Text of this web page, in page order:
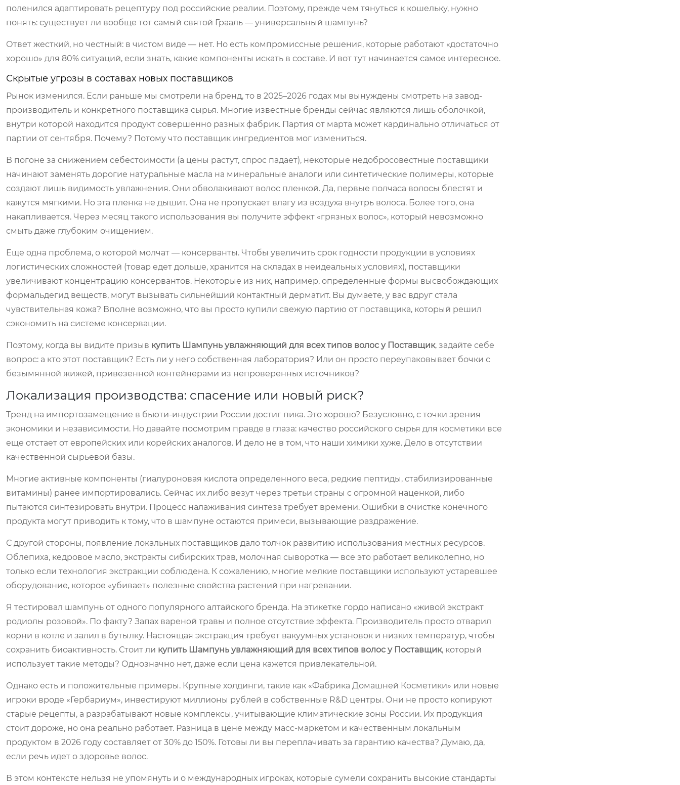
поленился адаптировать рецептуру под российские реалии. Поэтому, прежде чем тянуться к кошельку, нужно
понять: существует ли вообще тот самый святой Грааль — универсальный шампунь?
Ответ жесткий, но честный: в чистом виде — нет. Но есть компромиссные решения, которые работают «достаточно
хорошо» для 80% ситуаций, если знать, какие компоненты искать в составе. И вот тут начинается самое интересное.
Скрытые угрозы в составах новых поставщиков
Рынок изменился. Если раньше мы смотрели на бренд, то в 2025–2026 годах мы вынуждены смотреть на завод-
производитель и конкретного поставщика сырья. Многие известные бренды сейчас являются лишь оболочкой,
внутри которой находится продукт совершенно разных фабрик. Партия от марта может кардинально отличаться от
партии от сентября. Почему? Потому что поставщик ингредиентов мог измениться.
В погоне за снижением себестоимости (а цены растут, спрос падает), некоторые недобросовестные поставщики
начинают заменять дорогие натуральные масла на минеральные аналоги или синтетические полимеры, которые
создают лишь видимость увлажнения. Они обволакивают волос пленкой. Да, первые полчаса волосы блестят и
кажутся мягкими. Но эта пленка не дышит. Она не пропускает влагу из воздуха внутрь волоса. Более того, она
накапливается. Через месяц такого использования вы получите эффект «грязных волос», который невозможно
смыть даже глубоким очищением.
Еще одна проблема, о которой молчат — консерванты. Чтобы увеличить срок годности продукции в условиях
логистических сложностей (товар едет дольше, хранится на складах в неидеальных условиях), поставщики
увеличивают концентрацию консервантов. Некоторые из них, например, определенные формы высвобождающих
формальдегид веществ, могут вызывать сильнейший контактный дерматит. Вы думаете, у вас вдруг стала
чувствительная кожа? Вполне возможно, что вы просто купили свежую партию от поставщика, который решил
сэкономить на системе консервации.
Поэтому, когда вы видите призыв купить Шампунь увлажняющий для всех типов волос у Поставщик, задайте себе
вопрос: а кто этот поставщик? Есть ли у него собственная лаборатория? Или он просто переупаковывает бочки с
безымянной жижей, привезенной контейнерами из непроверенных источников?
Локализация производства: спасение или новый риск?
Тренд на импортозамещение в бьюти-индустрии России достиг пика. Это хорошо? Безусловно, с точки зрения
экономики и независимости. Но давайте посмотрим правде в глаза: качество российского сырья для косметики все
еще отстает от европейских или корейских аналогов. И дело не в том, что наши химики хуже. Дело в отсутствии
качественной сырьевой базы.
Многие активные компоненты (гиалуроновая кислота определенного веса, редкие пептиды, стабилизированные
витамины) ранее импортировались. Сейчас их либо везут через третьи страны с огромной наценкой, либо
пытаются синтезировать внутри. Процесс налаживания синтеза требует времени. Ошибки в очистке конечного
продукта могут приводить к тому, что в шампуне остаются примеси, вызывающие раздражение.
С другой стороны, появление локальных поставщиков дало толчок развитию использования местных ресурсов.
Облепиха, кедровое масло, экстракты сибирских трав, молочная сыворотка — все это работает великолепно, но
только если технология экстракции соблюдена. К сожалению, многие мелкие поставщики используют устаревшее
оборудование, которое «убивает» полезные свойства растений при нагревании.
Я тестировал шампунь от одного популярного алтайского бренда. На этикетке гордо написано «живой экстракт
родиолы розовой». По факту? Запах вареной травы и полное отсутствие эффекта. Производитель просто отварил
корни в котле и залил в бутылку. Настоящая экстракция требует вакуумных установок и низких температур, чтобы
сохранить биоактивность. Стоит ли купить Шампунь увлажняющий для всех типов волос у Поставщик, который
использует такие методы? Однозначно нет, даже если цена кажется привлекательной.
Однако есть и положительные примеры. Крупные холдинги, такие как «Фабрика Домашней Косметики» или новые
игроки вроде «Гербариум», инвестируют миллионы рублей в собственные R&D центры. Они не просто копируют
старые рецепты, а разрабатывают новые комплексы, учитывающие климатические зоны России. Их продукция
стоит дороже, но она реально работает. Разница в цене между масс-маркетом и качественным локальным
продуктом в 2026 году составляет от 30% до 150%. Готовы ли вы переплачивать за гарантию качества? Думаю, да,
если речь идет о здоровье волос.
В этом контексте нельзя не упомянуть и о международных игроках, которые сумели сохранить высокие стандарты